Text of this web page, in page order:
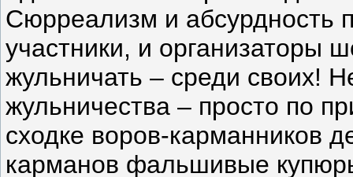
Сюрреализм и абсурдность
участники, и организаторы
жульничать – среди своих!
жульничества – просто по
сходке воров-карманников
карманов фальшивые